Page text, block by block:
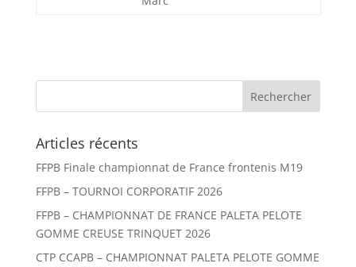
Articles récents
FFPB Finale championnat de France frontenis M19
FFPB – TOURNOI CORPORATIF 2026
FFPB – CHAMPIONNAT DE FRANCE PALETA PELOTE
GOMME CREUSE TRINQUET 2026
CTP CCAPB – CHAMPIONNAT PALETA PELOTE GOMME